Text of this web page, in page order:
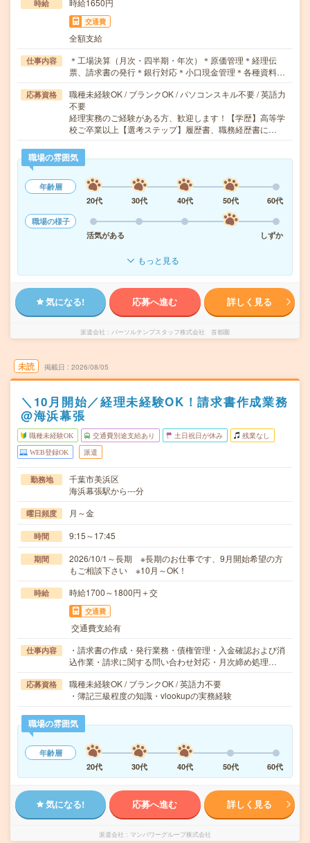
時給 時給1650円
交通費
全額支給
仕事内容
＊工場決算（月次・四半期・年次）＊原価管理＊経理伝
票、請求書の発行＊銀行対応＊小口現金管理＊各種資料…
応募資格
職種未経験OK / ブランクOK / パソコンスキル不要 / 英語力
不要
経理実務のご経験がある方、歓迎します！【学歴】高等学
校ご卒業以上【選考ステップ】履歴書、職務経歴書に…
職場の雰囲気
年齢層
20代
30代 40代 50代
60代
職場の様子
活気がある
しずか
もっと見る
気になる! 応募へ進む 詳しく見る
派遣会社 パーソルテンプスタッフ株式会社 首都圏
未読 掲載日 2026/08/05
＼10月開始／経理未経験OK！請求書作成業務
@海浜幕張
職種未経験OK 交通費別途支給あり 土日祝日が休み 残業なし
WEB登録OK 派遣
勤務地
千葉市美浜区
海浜幕張駅から---分
曜日頻度 月～金
時間 9:15～17:45
期間
2026/10/1～長期 ※長期のお仕事です、9月開始希望の方
もご相談下さい ※10月～OK！
時給 時給1700～1800円＋交
交通費
交通費支給有
仕事内容
・請求書の作成・発行業務・債権管理・入金確認および消
込作業・請求に関する問い合わせ対応・月次締め処理…
応募資格
職種未経験OK / ブランクOK / 英語力不要
・簿記三級程度の知識・vlookupの実務経験
職場の雰囲気
年齢層
20代
30代 40代 50代 60代
気になる! 応募へ進む 詳しく見る
派遣会社 マンパワーグループ株式会社